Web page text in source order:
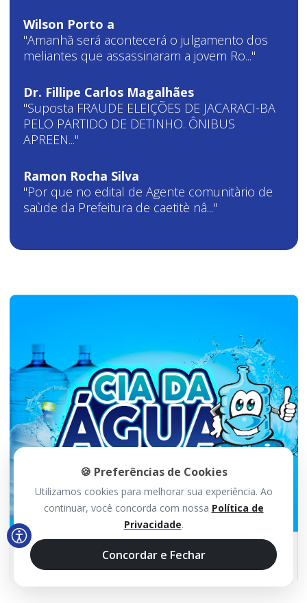
Wilson Porto a
"Amanhã será acontecerá o julgamento dos
meliantes que assassinaram a jovem Ro..."
Dr. Fillipe Carlos Magalhães
"Suposta FRAUDE ELEIÇÕES DE JACARACI-BA
PELO PARTIDO DE DETINHO. ÔNIBUS
APREEN..."
Ramon Rocha Silva
"Por que no edital de Agente comunitàrio de
saùde da Prefeitura de caetitè nâ..."
🍪 Preferências de Cookies
Utilizamos cookies para melhorar sua experiência. Ao
continuar, você concorda com nossa Política de
Privacidade.
Concordar e Fechar